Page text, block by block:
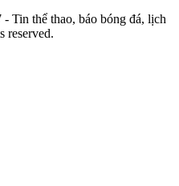
thể thao, báo bóng đá, lịch
reserved.